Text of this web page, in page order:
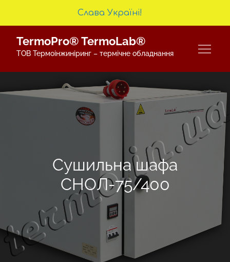
TermoPro® TermoLab®
ТОВ Термоінжиніринг – термічне обладнання
Сушильна шафа
СНОЛ-75/400
Слава Україні!